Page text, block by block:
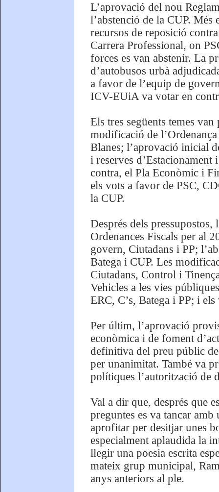
L’aprovació del nou
l’abstenció de la CUP.
recursos de reposició
Carrera Professional, on
forces es van abstenir. La
d’autobusos urbà
a favor de l’equip de
ICV-EUiA va votar en
Els tres següents temes
modificació de
Blanes; l’aprovació inicial
i reserves
contra, el Pla Econòmic i
els vots a favor de PSC,
la CUP.
Després dels
Ordenances Fiscals per al
govern, Ciutadans i PP;
Batega i CUP. Les
Ciutadans, Control i
Vehicles a les vies
ERC, C’s, Batega i PP; i
Per últim, l’aprovació
econòmica i de foment
definitiva del preu públic
per unanimitat. També va
polítiques l’autorització de
Val a dir que, després que
preguntes es va tancar
aprofitar per desitjar unes
especialment aplaudida la
llegir una poesia escrita
mateix grup municipal,
anys anteriors al ple.